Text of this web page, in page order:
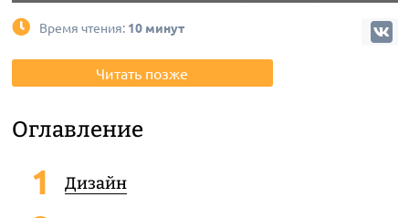
Время чтения: 10 минут
Читать позже
Оглавление
Дизайн